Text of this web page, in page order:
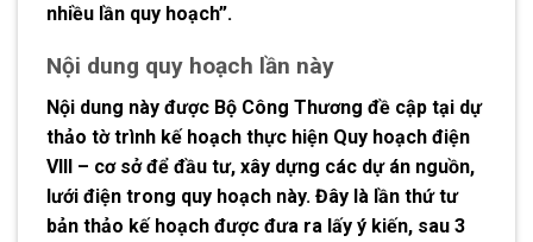
nhiều lần quy hoạch”.
Nội dung quy hoạch lần này
Nội dung này được Bộ Công Thương đề cập tại dự
thảo tờ trình kế hoạch thực hiện Quy hoạch điện
VIII – cơ sở để đầu tư, xây dựng các dự án nguồn,
lưới điện trong quy hoạch này. Đây là lần thứ tư
bản thảo kế hoạch được đưa ra lấy ý kiến, sau 3